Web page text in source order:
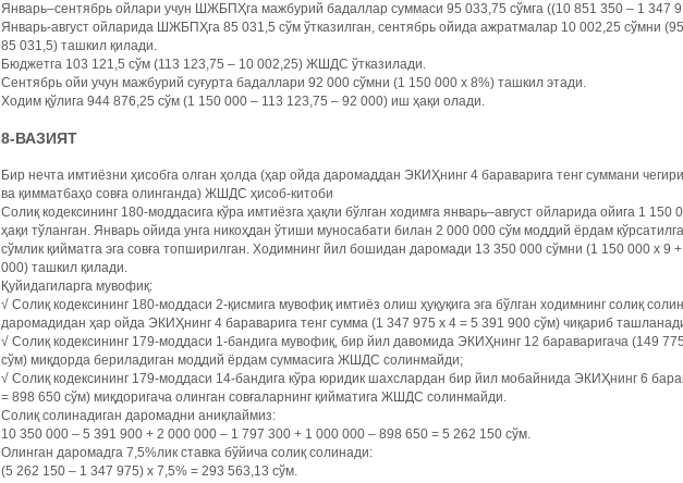
Январь–сентябрь ойлари учун ШЖБПҲга мажбурий бадаллар суммаси 95 033,75 сўмга ((10 851 350 – 1 347
Январь-август ойларида ШЖБПҲга 85 031,5 сўм ўтказилган, сентябрь ойида ажратмалар 10 002,25 сўмни
85 031,5) ташкил қилади.
Бюджетга 103 121,5 сўм (113 123,75 – 10 002,25) ЖШДС ўтказилади.
Сентябрь ойи учун мажбурий суғурта бадаллари 92 000 сўмни (1 150 000 х 8%) ташкил этади.
Ходим қўлига 944 876,25 сўм (1 150 000 – 113 123,75 – 92 000) иш ҳақи олади.
8-ВАЗИЯТ
Бир нечта имтиёзни ҳисобга олган ҳолда (ҳар ойда даромаддан ЭКИҲнинг 4 бараварига тенг суммани
ва қимматбаҳо совға олинганда) ЖШДС ҳисоб-китоби
Солиқ кодексининг 180-моддасига кўра имтиёзга ҳақли бўлган ходимга январь–август ойларида ойига 1 150
ҳақи тўланган. Январь ойида унга никоҳдан ўтиши муносабати билан 2 000 000 сўм моддий ёрдам
сўмлик қийматга эга совға топширилган. Ходимнинг йил бошидан даромади 13 350 000 сўмни (1 150 000 х 9
000) ташкил қилади.
Қуйидагиларга мувофиқ:
√ Солиқ кодексининг 180-моддаси 2-қисмига мувофиқ имтиёз олиш ҳуқуқига эга бўлган ходимнинг солиқ
даромадидан ҳар ойда ЭКИҲнинг 4 бараварига тенг сумма (1 347 975 х 4 = 5 391 900 сўм) чиқариб
√ Солиқ кодексининг 179-моддаси 1-бандига мувофиқ, бир йил давомида ЭКИҲнинг 12 бараваригача (149
сўм) миқдорда бериладиган моддий ёрдам суммасига ЖШДС солинмайди;
√ Солиқ кодексининг 179-моддаси 14-бандига кўра юридик шахслардан бир йил мобайнида ЭКИҲнинг 6
= 898 650 сўм) миқдоригача олинган совғаларнинг қийматига ЖШДС солинмайди.
Солиқ солинадиган даромадни аниқлаймиз:
10 350 000 – 5 391 900 + 2 000 000 – 1 797 300 + 1 000 000 – 898 650 = 5 262 150 сўм.
Олинган даромадга 7,5%лик ставка бўйича солиқ солинади:
(5 262 150 – 1 347 975) х 7,5% = 293 563,13 сўм.